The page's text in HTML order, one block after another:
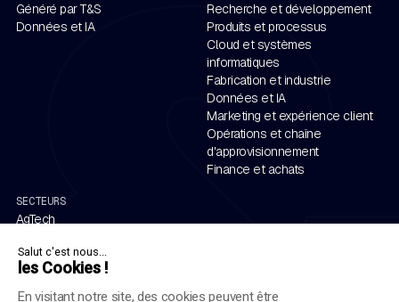
Salut c'est nous...
les Cookies !
En visitant notre site, des cookies peuvent être
Généré par T&S
Données et IA
Recherche et développement
Produits et processus
Cloud et systèmes
informatiques
Fabrication et industrie
Données et IA
Marketing et expérience client
Opérations et chaîne
d'approvisionnement
Finance et achats
SECTEURS
AgTech
Automobile
Énergie
Services financiers